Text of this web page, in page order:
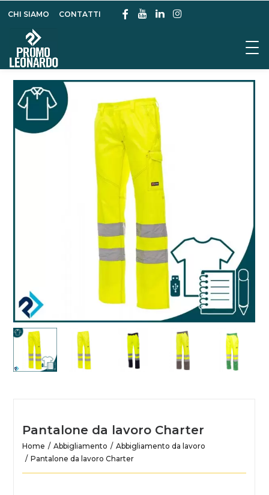
CHI SIAMO CONTATTI
Pantalone da lavoro Charter
Home Abbigliamento
Abbigliamento da lavoro
Pantalone da lavoro Charter